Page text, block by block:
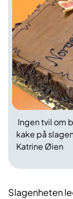
Ingen tvil om
kake på
Katrine Øien
Slagenheten